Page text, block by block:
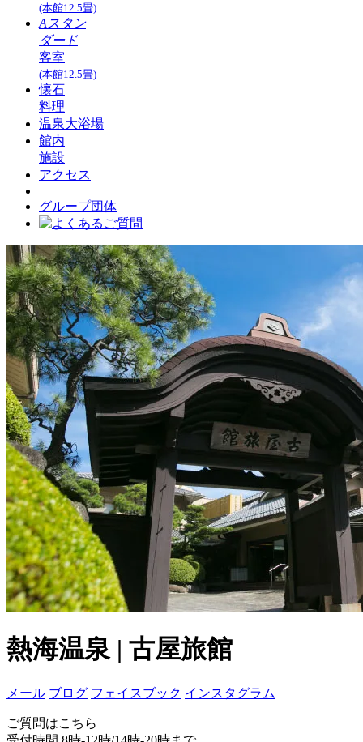
(本館12.5畳)
Aスタン
ダード
客室
(本館12.5畳)
懐石
料理
温泉大浴場
館内
施設
アクセス
グループ団体
熱海温泉 | 古屋旅館
メール ブログ フェイスブック インスタグラム
ご質問はこちら